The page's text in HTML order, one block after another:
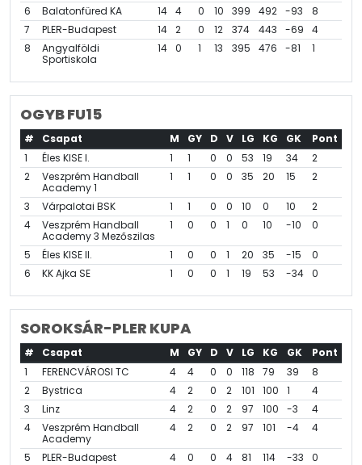
6 Balatonfüred KA 14 4 0 10 399 492 -93
8
7
PLER-Budapest 14 2 0 12 374 443 -69
4
8
Angyalföldi
Sportiskola
14 0 1 13 395 476 -81 1
OGYB FU15
# Csapat M GY D V LG KG GK
Pont
1
Éles KISE I. 1 1 0 0 53 19 34
2
2
Veszprém Handball
Academy 1
1 1 0 0 35 20 15 2
3 Várpalotai BSK 1 1 0 0 10 0 10
2
4
Veszprém Handball
Academy 3 Mezőszilas
1 0 0 1 0 10 -10 0
5 Éles KISE II. 1 0 0 1 20 35 -15
0
6
KK Ajka SE 1 0 0 1 19 53 -34 0
SOROKSÁR-PLER KUPA
# Csapat M GY D V LG KG GK
Pont
1
FERENCVÁROSI TC 4 4 0 0 118 79 39
8
2
Bystrica 4 2 0 2 101 100 1
4
3
Linz 4 2 0 2 97 100 -3
4
4
Veszprém Handball
Academy
4 2 0 2 97 101 -4 4
5 PLER-Budapest 4 0 0 4 81 114 -33 0